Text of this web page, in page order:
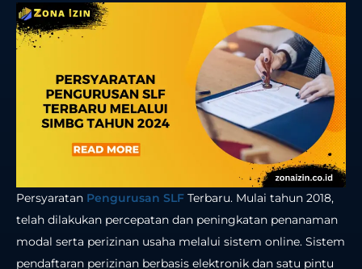
Persyaratan Pengurusan SLF Terbaru. Mulai tahun 2018,
telah dilakukan percepatan dan peningkatan penanaman
modal serta perizinan usaha melalui sistem online. Sistem
pendaftaran perizinan berbasis elektronik dan satu pintu